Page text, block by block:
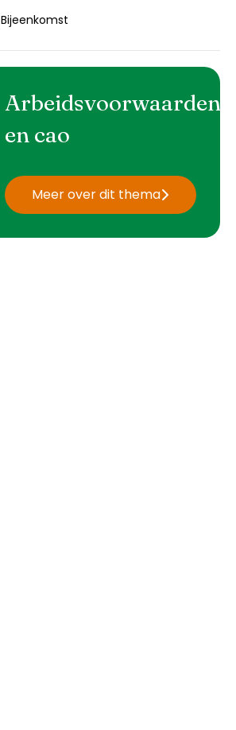
Bijeenkomst
Arbeidsvoorwaarden
en cao
Meer over dit thema